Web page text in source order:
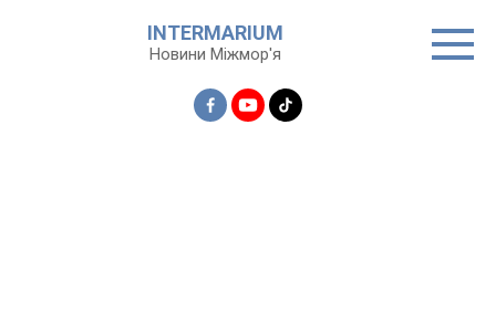
INTERMARIUM
Новини Міжмор'я